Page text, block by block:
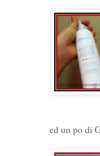
ed un po di